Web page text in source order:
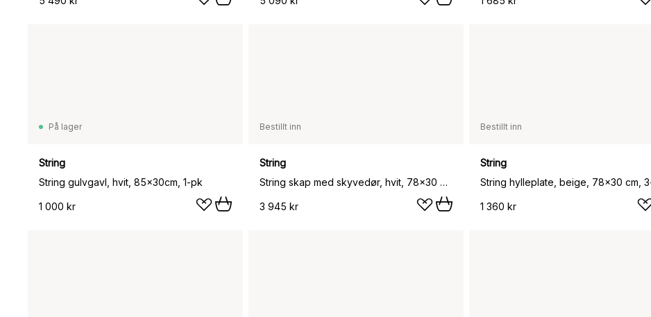
På lager
String
String gulvgavl, hvit, 85x30cm, 1-pk
1 000 kr
Bestillt inn
String
String skap med skyvedør, hvit, 78x30 cm
3 945 kr
Bestillt inn
String
String hylleplate, beige, 78x30 cm,
1 360 kr